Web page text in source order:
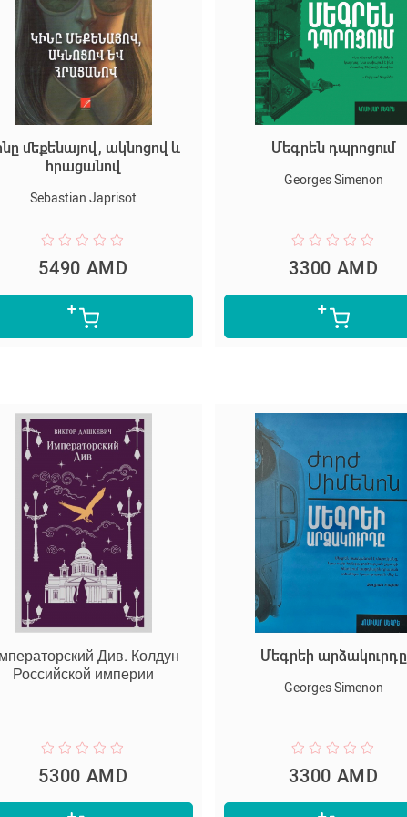
մեքենայով, ակնոցով և
հրացանով
Sebastian Japrisot
5490 AMD
Մեգրեն դպրոցում
Georges Simenon
3300 AMD
Див. Колдун
Российской империи
5300 AMD
Մեգրեի արձակուրդը
Georges Simenon
3300 AMD